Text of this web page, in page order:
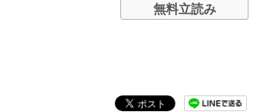
無料立読み